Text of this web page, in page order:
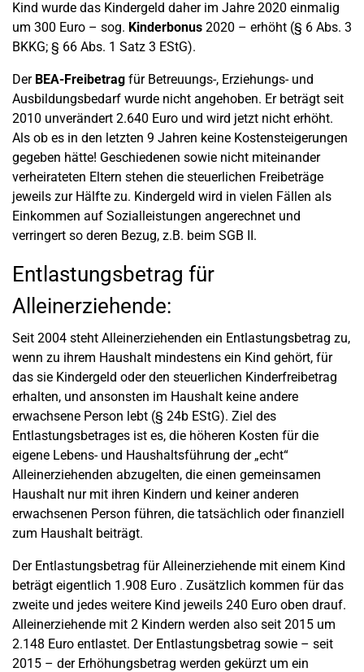
Kind wurde das Kindergeld daher im Jahre 2020 einmalig
um 300 Euro – sog. Kinderbonus 2020 – erhöht (§ 6 Abs. 3
BKKG; § 66 Abs. 1 Satz 3 EStG).
Der BEA-Freibetrag für Betreuungs-, Erziehungs- und
Ausbildungsbedarf wurde nicht angehoben. Er beträgt seit
2010 unverändert 2.640 Euro und wird jetzt nicht erhöht.
Als ob es in den letzten 9 Jahren keine Kostensteigerungen
gegeben hätte! Geschiedenen sowie nicht miteinander
verheirateten Eltern stehen die steuerlichen Freibeträge
jeweils zur Hälfte zu. Kindergeld wird in vielen Fällen als
Einkommen auf Sozialleistungen angerechnet und
verringert so deren Bezug, z.B. beim SGB II.
Entlastungsbetrag für
Alleinerziehende:
Seit 2004 steht Alleinerziehenden ein Entlastungsbetrag zu,
wenn zu ihrem Haushalt mindestens ein Kind gehört, für
das sie Kindergeld oder den steuerlichen Kinderfreibetrag
erhalten, und ansonsten im Haushalt keine andere
erwachsene Person lebt (§ 24b EStG). Ziel des
Entlastungsbetrages ist es, die höheren Kosten für die
eigene Lebens- und Haushaltsführung der „echt“
Alleinerziehenden abzugelten, die einen gemeinsamen
Haushalt nur mit ihren Kindern und keiner anderen
erwachsenen Person führen, die tatsächlich oder finanziell
zum Haushalt beiträgt.
Der Entlastungsbetrag für Alleinerziehende mit einem Kind
beträgt eigentlich 1.908 Euro . Zusätzlich kommen für das
zweite und jedes weitere Kind jeweils 240 Euro oben drauf.
Alleinerziehende mit 2 Kindern werden also seit 2015 um
2.148 Euro entlastet. Der Entlastungsbetrag sowie – seit
2015 – der Erhöhungsbetrag werden gekürzt um ein